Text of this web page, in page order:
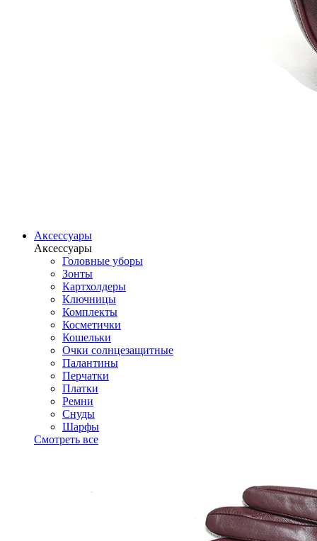
Аксессуары
Аксессуары
Головные уборы
Зонты
Картхолдеры
Ключницы
Комплекты
Косметички
Кошельки
Очки солнцезащитные
Палантины
Перчатки
Платки
Ремни
Снуды
Шарфы
Смотреть все